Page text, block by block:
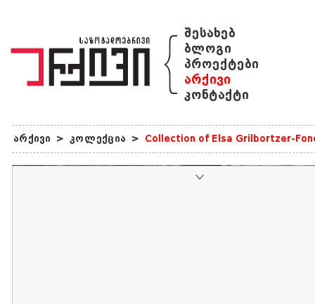
{ შესახებ
ბლოგი
პროექტები
არქივი
კონტაქტი
არქივი > კოლექცია > Collection of Elsa Grilbortzer-